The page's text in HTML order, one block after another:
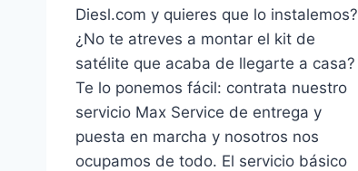
Diesl.com y quieres que lo instalemos?
¿No te atreves a montar el kit de
satélite que acaba de llegarte a casa?
Te lo ponemos fácil: contrata nuestro
servicio Max Service de entrega y
puesta en marcha y nosotros nos
ocupamos de todo. El servicio básico